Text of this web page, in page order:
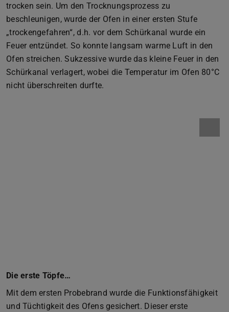
trocken sein. Um den Trocknungsprozess zu
beschleunigen, wurde der Ofen in einer ersten Stufe
„trockengefahren“, d.h. vor dem Schürkanal wurde ein
Feuer entzündet. So konnte langsam warme Luft in den
Ofen streichen. Sukzessive wurde das kleine Feuer in den
Schürkanal verlagert, wobei die Temperatur im Ofen 80°C
nicht überschreiten durfte.
Die erste Töpfe…
Mit dem ersten Probebrand wurde die Funktionsfähigkeit
und Tüchtigkeit des Ofens gesichert. Dieser erste